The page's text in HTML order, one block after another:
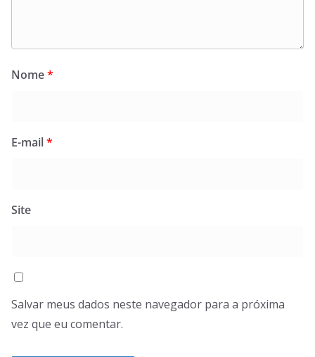
Nome*
E-mail*
Site
Salvar meus dados neste navegador para a próxima
vez que eu comentar.